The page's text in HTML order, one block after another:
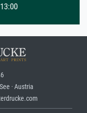
· Austria